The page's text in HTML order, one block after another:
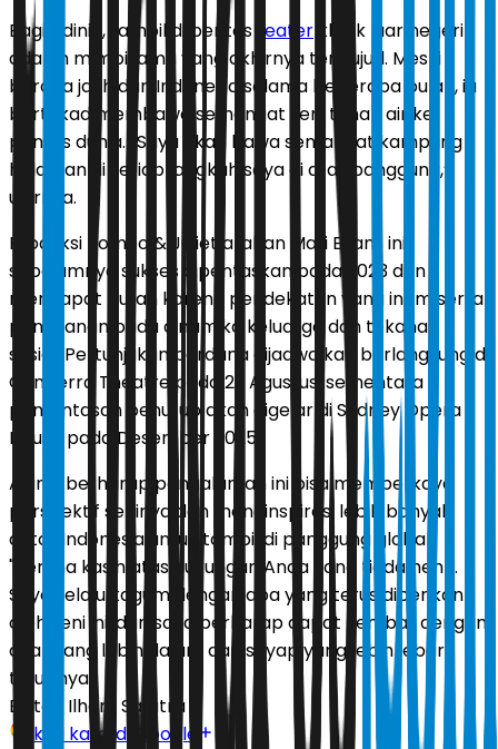
Bagi Adinia, tampil di pentas teater klasik luar negeri
adalah mimpi lama yang akhirnya terwujud. Meski
berada jauh dari Indonesia selama beberapa bulan, ia
bertekad membawa semangat seni tanah air ke
pentas dunia. “Saya akan bawa semangat kampung
halaman di setiap langkah saya di atas panggung,”
ujarnya.
Produksi Romeo & Juliet arahan Mari Evans ini
sebelumnya sukses dipentaskan pada 2023 dan
mendapat pujian karena pendekatan yang intim serta
penekanan pada dinamika keluarga dan tekanan
sosial. Pertunjukan perdana dijadwalkan berlangsung di
Canberra Theatre pada 29 Agustus, sementara
pementasan penutup akan digelar di Sydney Opera
House pada Desember 2025.
Adinia berharap pengalaman ini bisa memperkaya
perspektif seninya dan menginspirasi lebih banyak
aktor Indonesia untuk tampil di panggung global.
"Terima kasih atas dukungan Anda yang tiada henti.
Saya selalu kagum dengan apa yang terus diberikan
oleh seni ini, dan saya berharap dapat kembali dengan
akar yang lebih dalam dan sayap yang lebih lebar,"
tutupnya.
Editor: Ilham Safutra
Ikuti kami di Google